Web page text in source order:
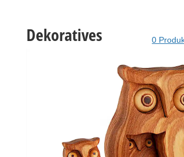
0
Dekoratives